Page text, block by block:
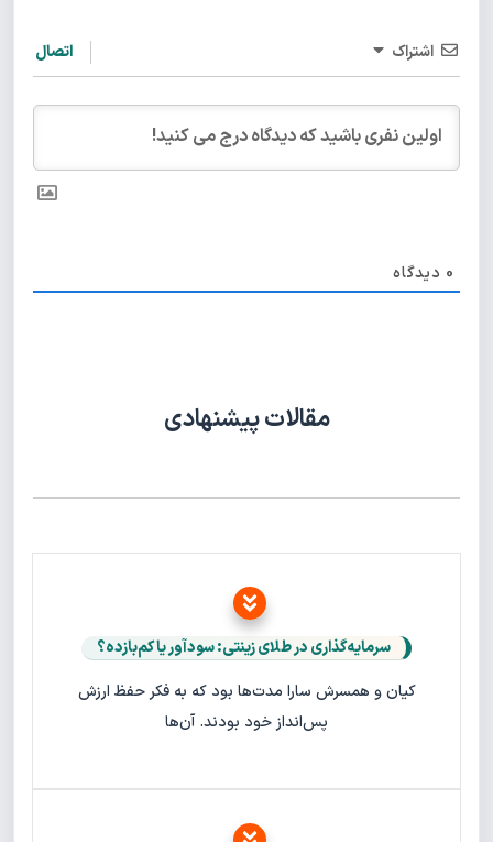
اشتراک اتصال
0 دیدگاه
مقالات پیشنهادی
سرمایه‌گذاری در طلای زینتی: سودآور یا کم‌بازده؟
کیان و همسرش سارا مدت‌ها بود که به فکر حفظ ارزش
پس‌انداز خود بودند. آن‌ها